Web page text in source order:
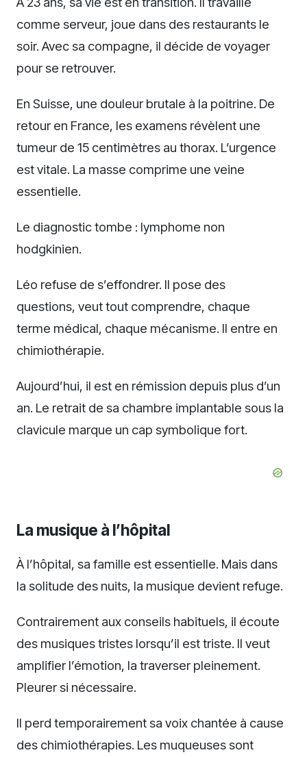
comme serveur, joue dans des restaurants le
soir. Avec sa compagne, il décide de voyager
pour se retrouver.
En Suisse, une douleur brutale à la poitrine. De
retour en France, les examens révèlent une
tumeur de 15 centimètres au thorax. L’urgence
est vitale. La masse comprime une veine
essentielle.
Le diagnostic tombe : lymphome non
hodgkinien.
Léo refuse de s’effondrer. Il pose des
questions, veut tout comprendre, chaque
terme médical, chaque mécanisme. Il entre en
chimiothérapie.
Aujourd’hui, il est en rémission depuis plus d’un
an. Le retrait de sa chambre implantable sous la
clavicule marque un cap symbolique fort.
La musique à l’hôpital
À l’hôpital, sa famille est essentielle. Mais dans
la solitude des nuits, la musique devient refuge.
Contrairement aux conseils habituels, il écoute
des musiques tristes lorsqu’il est triste. Il veut
amplifier l’émotion, la traverser pleinement.
Pleurer si nécessaire.
Il perd temporairement sa voix chantée à cause
des chimiothérapies. Les muqueuses sont